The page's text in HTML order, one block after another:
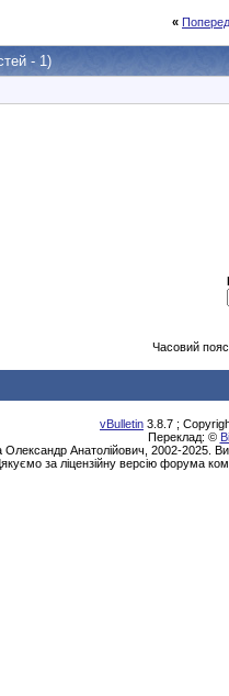
«
- 1)
Часовий
vBulletin 3.8.7 ;
Переклад: ©
Анатолійович, 2002-2025.
за ліцензійну версію форума